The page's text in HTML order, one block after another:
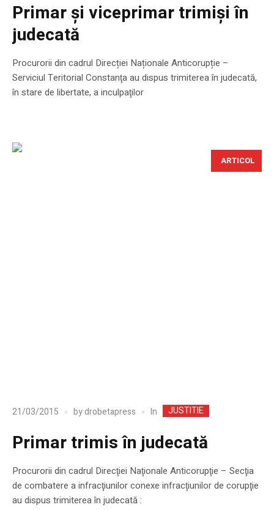
Primar și viceprimar trimiși în
judecată
Procurorii din cadrul Direcției Naționale Anticorupție –
Serviciul Teritorial Constanţa au dispus trimiterea în judecată,
în stare de libertate, a inculpaţilor
ARTICOL
21/03/2015 bydrobetapress In JUSTITIE
Primar trimis în judecată
Procurorii din cadrul Direcţiei Naţionale Anticorupţie – Secţia
de combatere a infracţiunilor conexe infracţiunilor de corupţie
au dispus trimiterea în judecată :